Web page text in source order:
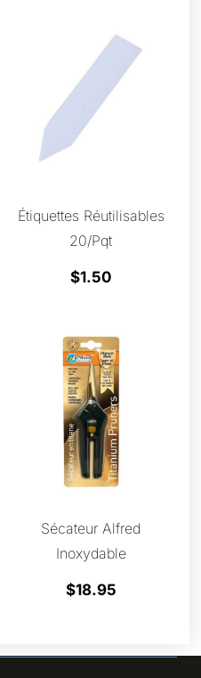
Étiquettes Réutilisables
20/pqt
$1.50
Sécateur Alfred
Inoxydable
$18.95